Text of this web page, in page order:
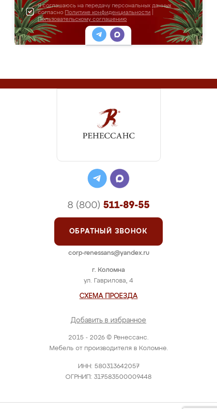
Я соглашаюсь на передачу персональных данных
согласно Политике конфиденциальности
Пользовательскому соглашению
2015 - 2026 © Ренессанс.
Мебель от производителя в Коломне.
ИНН: 580313642057
ОГРНИП: 317583500009448
г. Коломна
ул. Гаврилова, 4
СХЕМА ПРОЕЗДА
Добавить в избранное
8 (800) 511-89-55
ОБРАТНЫЙ ЗВОНОК
corp-renessans@yandex.ru